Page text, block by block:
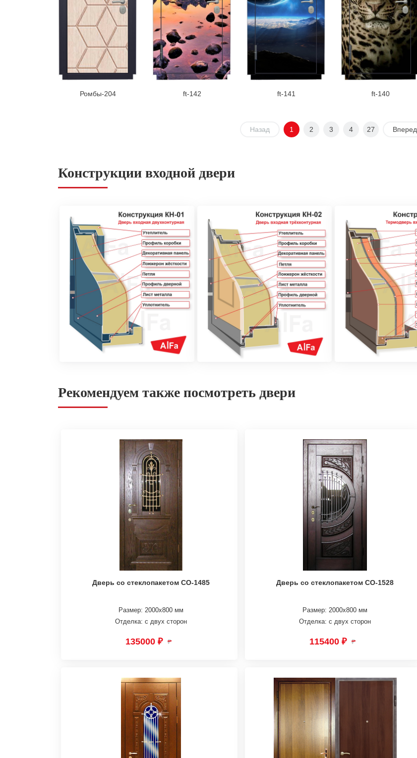
Ромбы-204 ft-142 ft-141 ft-140
Назад 1 2 3 4 27 Вперед
Конструкции входной двери
Рекомендуем также посмотреть двери
Дверь со стеклопакетом СО-1485
Размер: 2000х800 мм
Отделка: с двух сторон
135000 ₽ ₽
Дверь со стеклопакетом СО-1528
Размер: 2000х800 мм
Отделка: с двух сторон
115400 ₽ ₽